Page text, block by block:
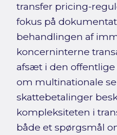
transfer pricing-
fokus på
behandlingen af
koncerninterne
afsæt i den
om multinationale
skattebetalinger
kompleksiteten i
både et spørgsmål